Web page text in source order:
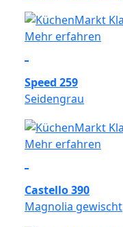
Mehr erfahren
Speed 259
Seidengrau
Mehr erfahren
Castello 390
Magnolia gewischt